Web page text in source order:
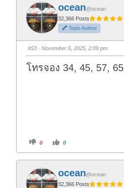
f
o
r
t
h
u
m
b
d
o
n
.
o
r
t
h
u
m
b
u
p
ocean@ocean
32,366 Posts
Topic Author
#53 · November 5, 2025, 2:09 pm
โทรจอง 34, 45, 57, 65
C
i
f
o
r
t
0
C
i
o
t
0
ocean@ocean
32,366 Posts